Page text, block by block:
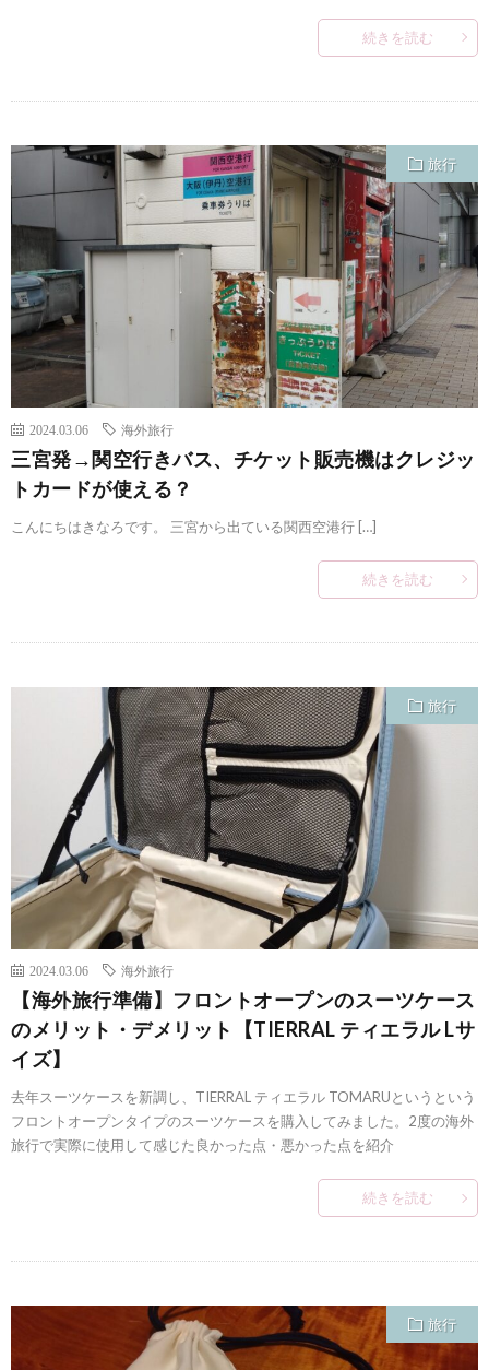
続きを読む
旅行
2024.03.06 海外旅行
三宮発→関空行きバス、チケット販売機はクレジッ
トカードが使える？
こんにちはきなろです。 三宮から出ている関西空港行 […]
続きを読む
旅行
2024.03.06 海外旅行
【海外旅行準備】フロントオープンのスーツケース
のメリット・デメリット【TIERRAL ティエラル Lサ
イズ】
去年スーツケースを新調し、TIERRAL ティエラル TOMARUというという
フロントオープンタイプのスーツケースを購入してみました。2度の海外
旅行で実際に使用して感じた良かった点・悪かった点を紹介
続きを読む
旅行